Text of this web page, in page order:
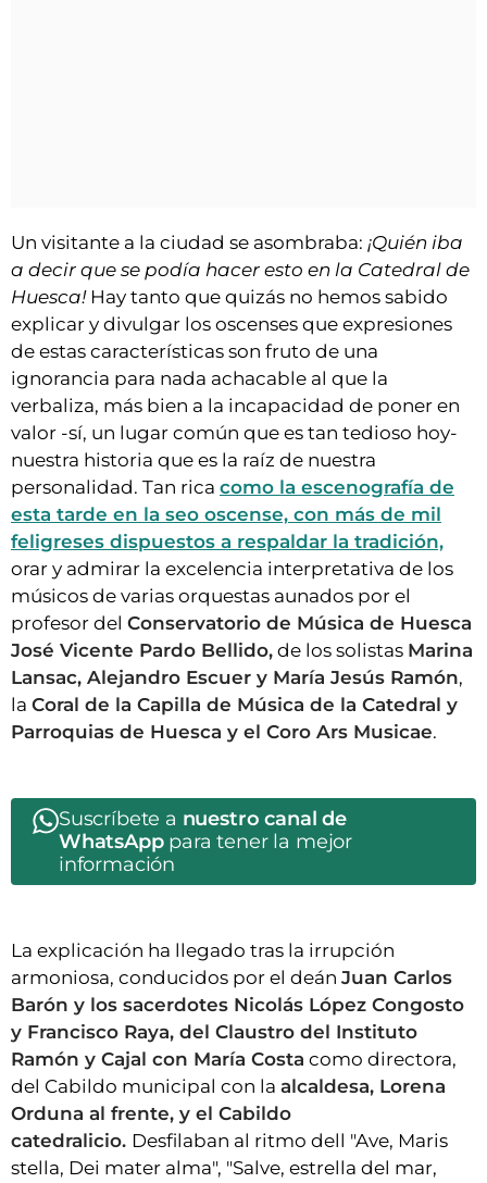
Un visitante a la ciudad se asombraba: ¡Quién iba
a decir que se podía hacer esto en la Catedral de
Huesca!Hay tanto que quizás no hemos sabido
explicar y divulgar los oscenses que expresiones
de estas características son fruto de una
ignorancia para nada achacable al que la
verbaliza, más bien a la incapacidad de poner en
valor -sí, un lugar común que es tan tedioso hoy-
nuestra historia que es la raíz de nuestra
personalidad. Tan rica como la escenografía de
esta tarde en la seo oscense, con más de mil
feligreses dispuestos a respaldar la tradición,
orar y admirar la excelencia interpretativa de los
músicos de varias orquestas aunados por el
profesor del Conservatorio de Música de Huesca
José Vicente Pardo Bellido, de los solistas Marina
Lansac, Alejandro Escuer y María Jesús Ramón,
la Coral de la Capilla de Música de la Catedral y
Parroquias de Huesca y el Coro Ars Musicae.
Suscríbete a nuestro canal de
WhatsApppara tener la mejor
información
La explicación ha llegado tras la irrupción
armoniosa, conducidos por el deán Juan Carlos
Barón y los sacerdotes Nicolás López Congosto
y Francisco Raya, del Claustro del Instituto
Ramón y Cajal con María Costa como directora,
del Cabildo municipal con la alcaldesa, Lorena
Orduna al frente, y el Cabildo
catedralicio. Desfilaban al ritmo dell "Ave, Maris
stella, Dei mater alma", "Salve, estrella del mar,